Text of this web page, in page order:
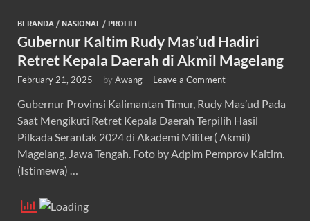
BERANDA / NASIONAL / PROFILE
Gubernur Kaltim Rudy Mas’ud Hadiri
Retret Kepala Daerah di Akmil Magelang
February 21, 2025 - byAwang - Leave a Comment
Gubernur Provinsi Kalimantan Timur, Rudy Mas’ud Pada
Saat Mengikuti Retret Kepala Daerah Terpilih Hasil
Pilkada Serantak 2024 di Akademi Militer( Akmil)
Magelang, Jawa Tengah. Foto by Adpim Pemprov Kaltim.
(Istimewa) …